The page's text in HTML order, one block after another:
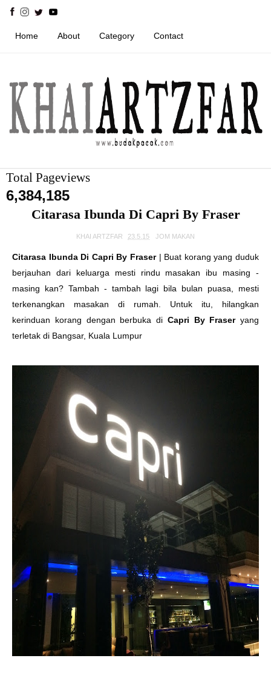
Home About Category Contact
Total Pageviews
6,384,185
Citarasa Ibunda Di Capri By Fraser
KHAI ARTZFAR 23.5.15 JOM MAKAN
Citarasa Ibunda Di Capri By Fraser | Buat korang yang duduk
berjauhan dari keluarga mesti rindu masakan ibu masing -
masing kan? Tambah - tambah lagi bila bulan puasa, mesti
terkenangkan masakan di rumah. Untuk itu, hilangkan
kerinduan korang dengan berbuka di Capri By Fraseryang
terletak di Bangsar, Kuala Lumpur